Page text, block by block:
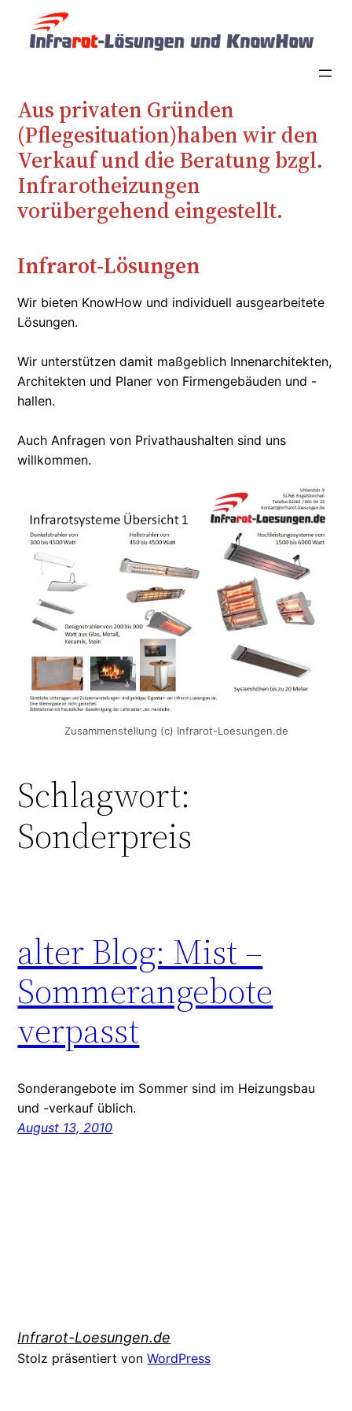
springen
Aus privaten Gründen
(Pflegesituation)haben wir den
Verkauf und die Beratung bzgl.
Infrarotheizungen
vorübergehend eingestellt.
Infrarot-Lösungen
Wir bieten KnowHow und individuell ausgearbeitete
Lösungen.
Wir unterstützen damit maßgeblich Innenarchitekten,
Architekten und Planer von Firmengebäuden und -
hallen.
Auch Anfragen von Privathaushalten sind uns
willkommen.
Zusammenstellung (c) Infrarot-Loesungen.de
Schlagwort:
Sonderpreis
alter Blog: Mist –
Sommerangebote
verpasst
Sonderangebote im Sommer sind im Heizungsbau
und -verkauf üblich.
August 13, 2010
Infrarot-Loesungen.de
Stolz präsentiert vonWordPress